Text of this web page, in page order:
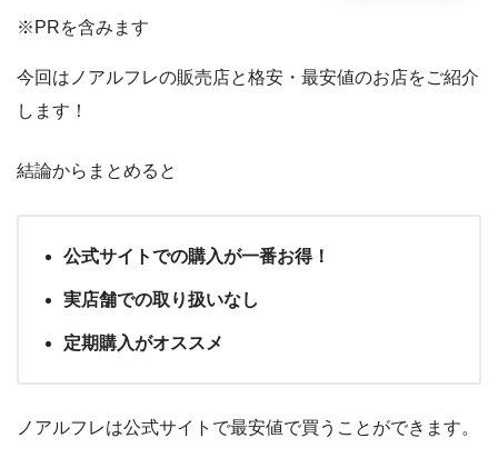
※PRを含みます
今回はノアルフレの販売店と格安・最安値のお店をご紹介
します！
結論からまとめると
公式サイトでの購入が一番お得！
実店舗での取り扱いなし
定期購入がオススメ
ノアルフレは公式サイトで最安値で買うことができます。